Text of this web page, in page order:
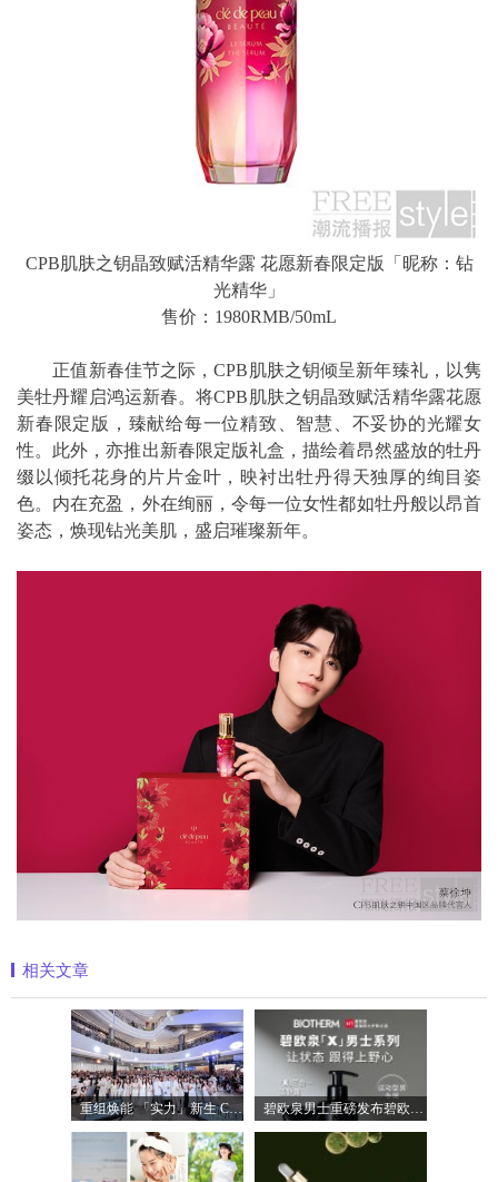
CPB肌肤之钥晶致赋活精华露 花愿新春限定版「昵称：钻
光精华」
售价：1980RMB/50mL
正值新春佳节之际，CPB肌肤之钥倾呈新年臻礼，以隽
美牡丹耀启鸿运新春。将CPB肌肤之钥晶致赋活精华露花愿
新春限定版，臻献给每一位精致、智慧、不妥协的光耀女
性。此外，亦推出新春限定版礼盒，描绘着昂然盛放的牡丹
缀以倾托花身的片片金叶，映衬出牡丹得天独厚的绚目姿
色。内在充盈，外在绚丽，令每一位女性都如牡丹般以昂首
姿态，焕现钻光美肌，盛启璀璨新年。
相关文章
重组焕能 「实力」新生 Clinique倩碧携手品